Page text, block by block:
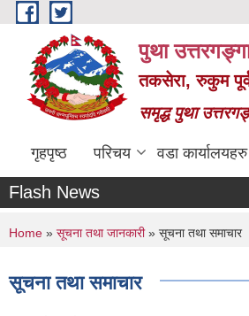
Skip to main content
पुथा
तकसेरा, रुकुम
समृद्ध पुथा
गृहपृष्ठ परिचय वडा कार्यालयहरु
Flash News
You are here
Home » सूचना तथा जानकारी» सूचना तथा समाचार
सूचना तथा समाचार